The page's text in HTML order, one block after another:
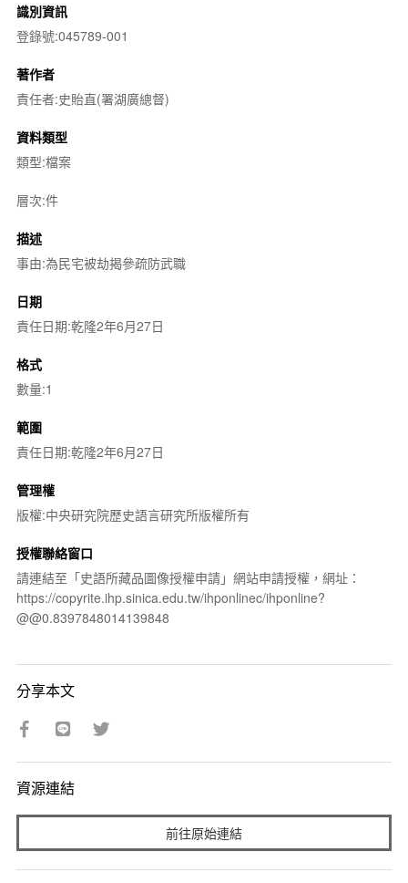
識別資訊
登錄號:045789-001
著作者
責任者:史貽直(署湖廣總督)
資料類型
類型:檔案
層次:件
描述
事由:為民宅被劫揭參疏防武職
日期
責任日期:乾隆2年6月27日
格式
數量:1
範圍
責任日期:乾隆2年6月27日
管理權
版權:中央研究院歷史語言研究所版權所有
授權聯絡窗口
請連結至「史語所藏品圖像授權申請」網站申請授權，網址：
https://copyrite.ihp.sinica.edu.tw/ihponlinec/ihponline?
@@0.8397848014139848
分享本文
資源連結
前往原始連結